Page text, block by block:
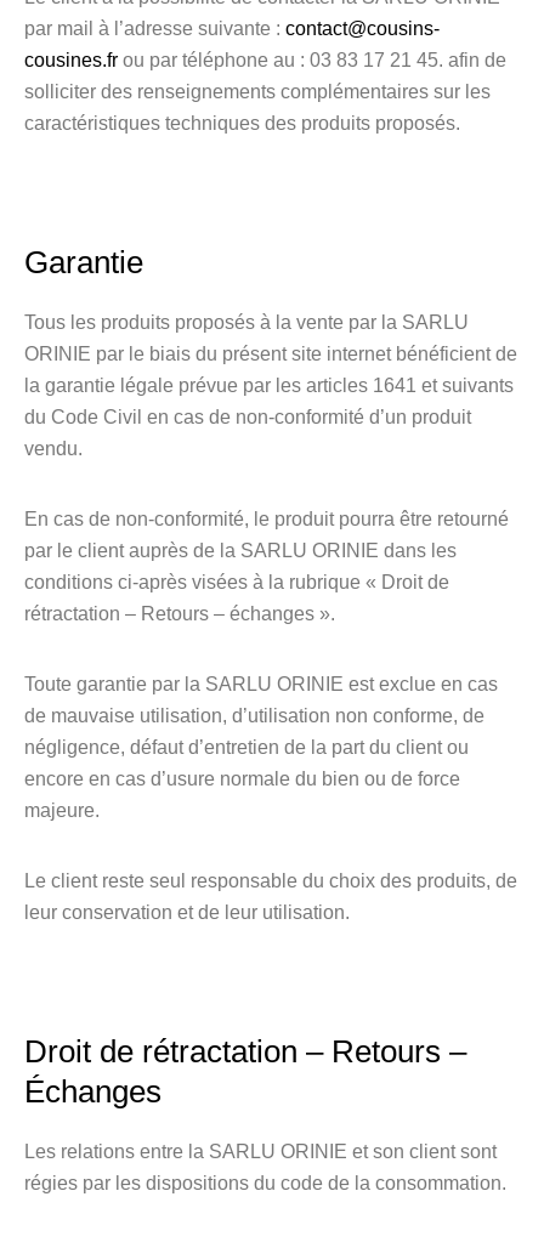
par mail à l’adresse suivante : contact@cousins-
cousines.fr ou par téléphone au : 03 83 17 21 45. afin de
solliciter des renseignements complémentaires sur les
caractéristiques techniques des produits proposés.
Garantie
Tous les produits proposés à la vente par la SARLU
ORINIE par le biais du présent site internet bénéficient de
la garantie légale prévue par les articles 1641 et suivants
du Code Civil en cas de non-conformité d’un produit
vendu.
En cas de non-conformité, le produit pourra être retourné
par le client auprès de la SARLU ORINIE dans les
conditions ci-après visées à la rubrique « Droit de
rétractation – Retours – échanges ».
Toute garantie par la SARLU ORINIE est exclue en cas
de mauvaise utilisation, d’utilisation non conforme, de
négligence, défaut d’entretien de la part du client ou
encore en cas d’usure normale du bien ou de force
majeure.
Le client reste seul responsable du choix des produits, de
leur conservation et de leur utilisation.
Droit de rétractation – Retours –
Échanges
Les relations entre la SARLU ORINIE et son client sont
régies par les dispositions du code de la consommation.